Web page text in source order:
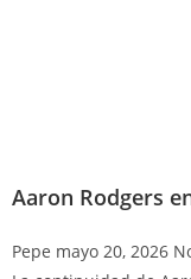
Aaron Rodgers
Pepe mayo 20, 2026